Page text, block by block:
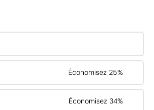
Économisez 25%
Économisez 34%